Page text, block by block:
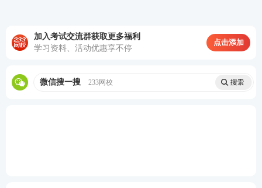
证券从业资格报名流程
名的方式，证券从业人员专业能力水平评价测试报名
加入考试交流群获取更多福利
学习资料、活动优惠享不停
点击添加
微信搜一搜 233网校